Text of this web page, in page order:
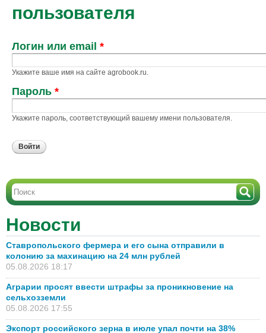
пользователя
Логин или email *
Укажите ваше имя на сайте agrobook.ru.
Пароль *
Укажите пароль, соответствующий вашему имени пользователя.
URL
Вашего
Новости
Ставропольского фермера и его сына отправили в
колонию за махинацию на 24 млн рублей
05.08.2026 18:17
Аграрии просят ввести штрафы за проникновение на
сельхозземли
05.08.2026 17:55
Экспорт российского зерна в июле упал почти на 38%